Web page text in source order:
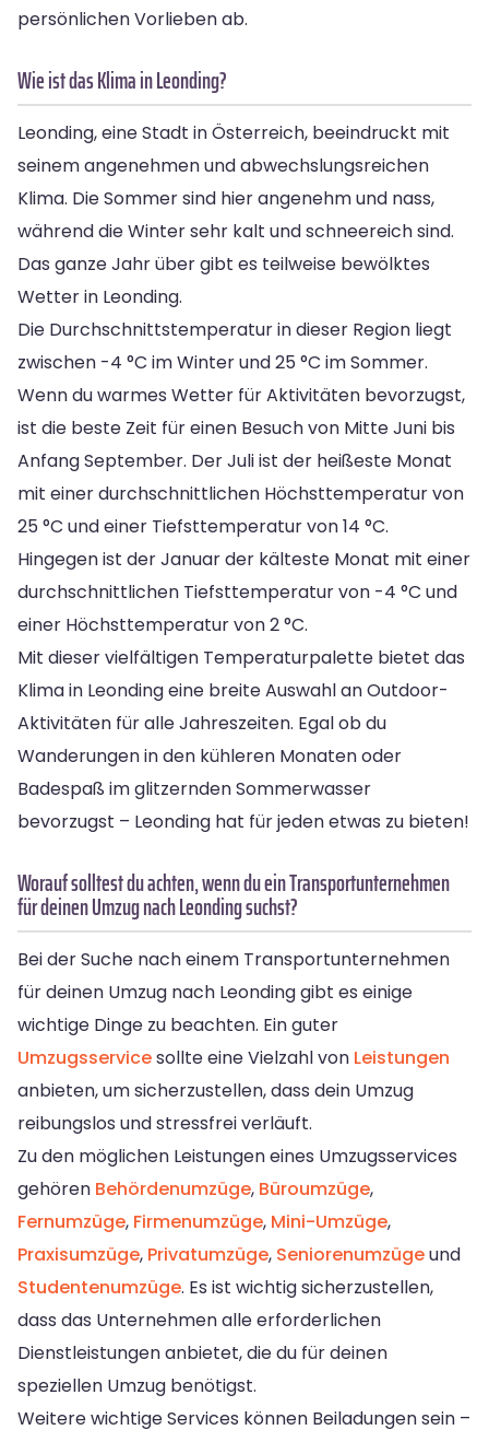
persönlichen Vorlieben ab.
Wie ist das Klima in Leonding?
Leonding, eine Stadt in Österreich, beeindruckt mit
seinem angenehmen und abwechslungsreichen
Klima. Die Sommer sind hier angenehm und nass,
während die Winter sehr kalt und schneereich sind.
Das ganze Jahr über gibt es teilweise bewölktes
Wetter in Leonding.
Die Durchschnittstemperatur in dieser Region liegt
zwischen -4 °C im Winter und 25 °C im Sommer.
Wenn du warmes Wetter für Aktivitäten bevorzugst,
ist die beste Zeit für einen Besuch von Mitte Juni bis
Anfang September. Der Juli ist der heißeste Monat
mit einer durchschnittlichen Höchsttemperatur von
25 °C und einer Tiefsttemperatur von 14 °C.
Hingegen ist der Januar der kälteste Monat mit einer
durchschnittlichen Tiefsttemperatur von -4 °C und
einer Höchsttemperatur von 2 °C.
Mit dieser vielfältigen Temperaturpalette bietet das
Klima in Leonding eine breite Auswahl an Outdoor-
Aktivitäten für alle Jahreszeiten. Egal ob du
Wanderungen in den kühleren Monaten oder
Badespaß im glitzernden Sommerwasser
bevorzugst – Leonding hat für jeden etwas zu bieten!
Worauf solltest du achten, wenn du ein Transportunternehmen
für deinen Umzug nach Leonding suchst?
Bei der Suche nach einem Transportunternehmen
für deinen Umzug nach Leonding gibt es einige
wichtige Dinge zu beachten. Ein guter
Umzugsservicesollte eine Vielzahl von Leistungen
anbieten, um sicherzustellen, dass dein Umzug
reibungslos und stressfrei verläuft.
Zu den möglichen Leistungen eines Umzugsservices
gehören Behördenumzüge, Büroumzüge,
Fernumzüge, Firmenumzüge, Mini-Umzüge,
Praxisumzüge, Privatumzüge, Seniorenumzügeund
Studentenumzüge. Es ist wichtig sicherzustellen,
dass das Unternehmen alle erforderlichen
Dienstleistungen anbietet, die du für deinen
speziellen Umzug benötigst.
Weitere wichtige Services können Beiladungen sein –